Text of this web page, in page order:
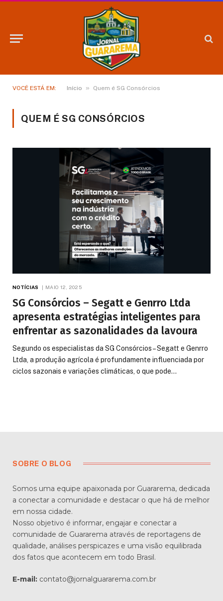
VOCÊ ESTÁ EM: Início » Quem é SG Consórcios
QUEM É SG CONSÓRCIOS
NOTÍCIAS MAIO 12, 2025
SG Consórcios – Segatt e Genrro Ltda
apresenta estratégias inteligentes para
enfrentar as sazonalidades da lavoura
Segundo os especialistas da SG Consórcios – Segatt e Genrro
Ltda, a produção agrícola é profundamente influenciada por
ciclos sazonais e variações climáticas, o que pode…
SOBRE O BLOG
Somos uma equipe apaixonada por Guararema, dedicada
a conectar a comunidade e destacar o que há de melhor
em nossa cidade.
Nosso objetivo é informar, engajar e conectar a
comunidade de Guararema através de reportagens de
qualidade, análises perspicazes e uma visão equilibrada
dos fatos que acontecem em todo Brasil.
E-mail: contato@jornalguararema.com.br